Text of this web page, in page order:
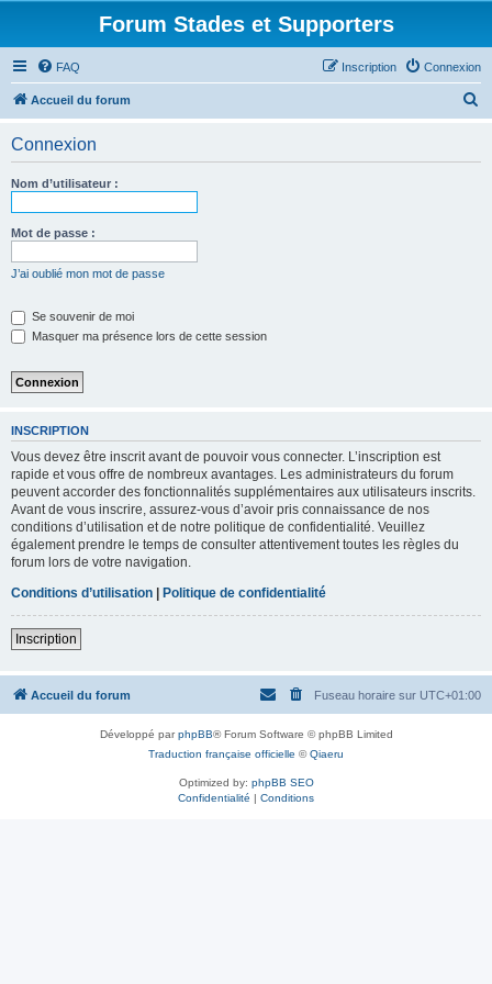
Forum Stades et Supporters
FAQ Connexion
Inscription
Accueil du forum
Connexion
Nom d’utilisateur :
Mot de passe :
J’ai oublié mon mot de passe
Se souvenir de moi
Masquer ma présence lors de cette session
INSCRIPTION
Vous devez être inscrit avant de pouvoir vous connecter. L’inscription est
rapide et vous offre de nombreux avantages. Les administrateurs du forum
peuvent accorder des fonctionnalités supplémentaires aux utilisateurs inscrits.
Avant de vous inscrire, assurez-vous d’avoir pris connaissance de nos
conditions d’utilisation et de notre politique de confidentialité. Veuillez
également prendre le temps de consulter attentivement toutes les règles du
forum lors de votre navigation.
Conditions d’utilisation | Politique de confidentialité
Inscription
Accueil du forum Fuseau horaire sur UTC+01:00
Développé parphpBB® Forum Software © phpBB Limited
Traduction française officielle ©Qiaeru
Optimized by: phpBB SEO
Confidentialité | Conditions